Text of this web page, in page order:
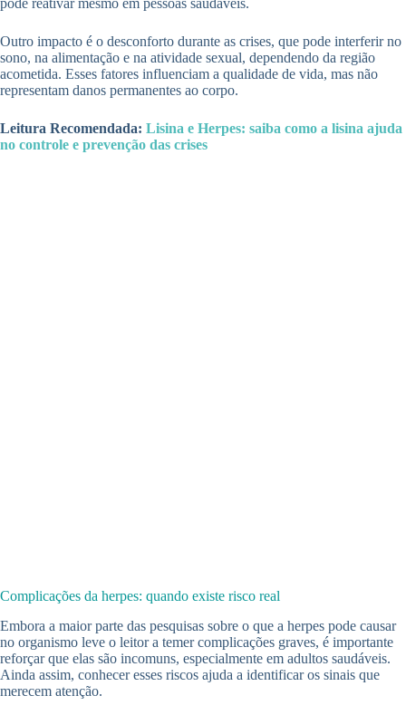
pode reativar mesmo em pessoas saudáveis.
Outro impacto é o desconforto durante as crises, que pode interferir no
sono, na alimentação e na atividade sexual, dependendo da região
acometida. Esses fatores influenciam a qualidade de vida, mas não
representam danos permanentes ao corpo.
Leitura Recomendada: Lisina e Herpes: saiba como a lisina ajuda
no controle e prevenção das crises
Complicações da herpes: quando existe risco real
Embora a maior parte das pesquisas sobre o que a herpes pode causar
no organismo leve o leitor a temer complicações graves, é importante
reforçar que elas são incomuns, especialmente em adultos saudáveis.
Ainda assim, conhecer esses riscos ajuda a identificar os sinais que
merecem atenção.